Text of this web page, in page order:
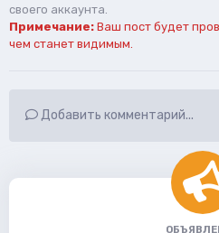
своего аккаунта.
Примечание: Ваш пост будет
чем станет видимым.
Добавить комментарий...